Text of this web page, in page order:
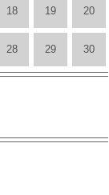
18 19 20
28 29 30